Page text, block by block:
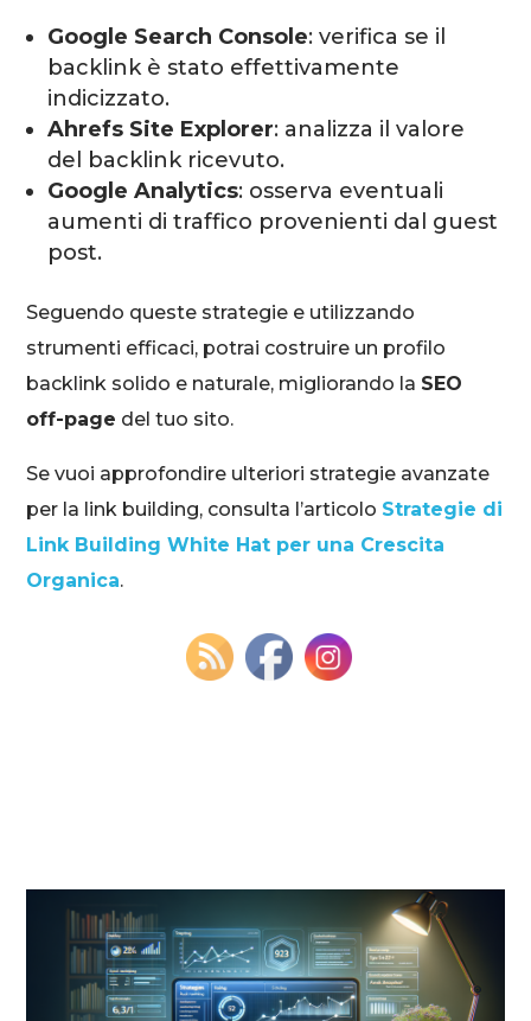
Google Search Console: verifica se il
backlink è stato effettivamente
indicizzato.
Ahrefs Site Explorer: analizza il valore
del backlink ricevuto.
Google Analytics: osserva eventuali
aumenti di traffico provenienti dal guest
post.
Seguendo queste strategie e utilizzando
strumenti efficaci, potrai costruire un profilo
backlink solido e naturale, migliorando la SEO
off-page del tuo sito.
Se vuoi approfondire ulteriori strategie avanzate
per la link building, consulta l’articolo Strategie di
Link Building White Hat per una Crescita
Organica.